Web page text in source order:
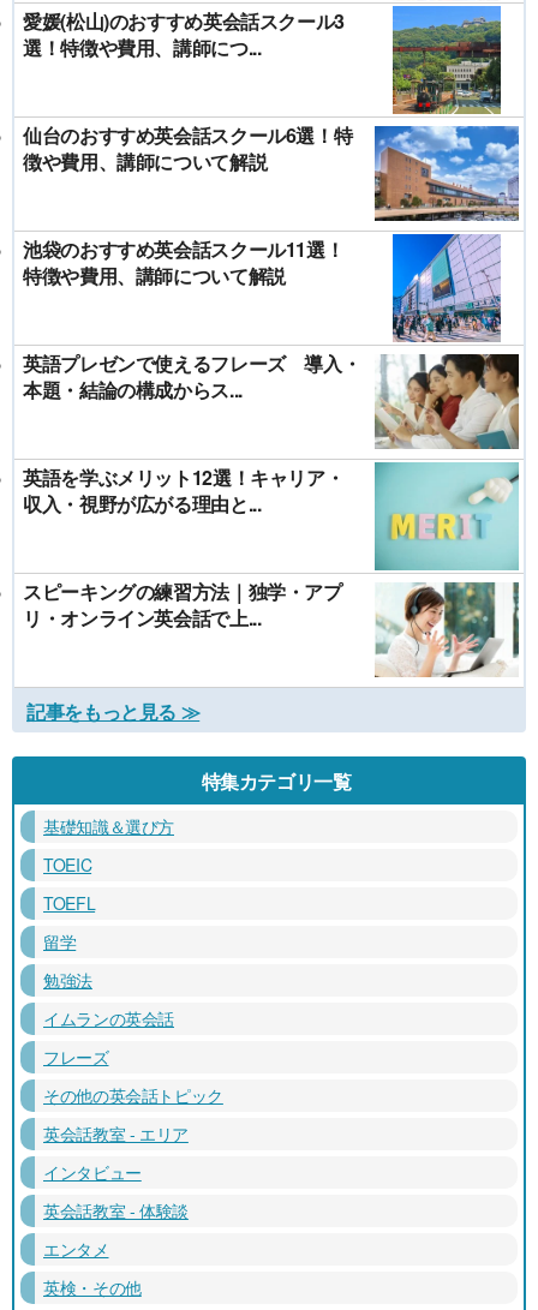
愛媛(松山)のおすすめ英会話スクール3
選！特徴や費用、講師につ...
仙台のおすすめ英会話スクール6選！特
徴や費用、講師について解説
池袋のおすすめ英会話スクール11選！
特徴や費用、講師について解説
英語プレゼンで使えるフレーズ 導入・
本題・結論の構成からス...
英語を学ぶメリット12選！キャリア・
収入・視野が広がる理由と...
スピーキングの練習方法｜独学・アプ
リ・オンライン英会話で上...
記事をもっと見る ≫
特集カテゴリ一覧
基礎知識＆選び方
TOEIC
TOEFL
留学
勉強法
イムランの英会話
フレーズ
その他の英会話トピック
英会話教室 - エリア
インタビュー
英会話教室 - 体験談
エンタメ
英検・その他